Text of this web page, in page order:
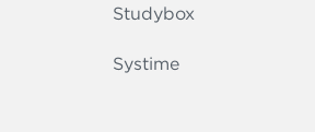
Studybox
Systime